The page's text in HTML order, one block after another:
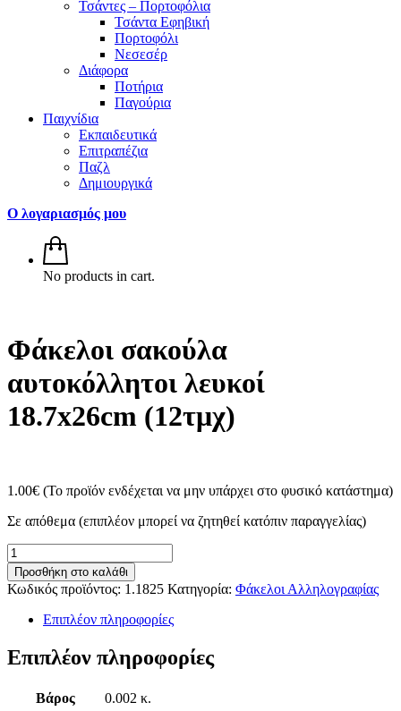
Τσάντες – Πορτοφόλια
Τσάντα Εφηβική
Πορτοφόλι
Νεσεσέρ
Διάφορα
Ποτήρια
Παγούρια
Παιχνίδια
Εκπαιδευτικά
Επιτραπέζια
Παζλ
Δημιουργικά
Ο λογαριασμός μου
No products in cart.
Φάκελοι σακούλα
αυτοκόλλητοι λευκοί
18.7x26cm (12τμχ)
1.00€ (Το προϊόν ενδέχεται να μην υπάρχει στο φυσικό κατάστημα)
Σε απόθεμα (επιπλέον μπορεί να ζητηθεί κατόπιν παραγγελίας)
Φάκελοι
σακούλα
αυτοκόλλητοι
λευκοί
18.7x26cm
(12τμχ)
ποσότητα
Προσθήκη στο καλάθι
Κωδικός προϊόντος: 1.1825 Κατηγορία: Φάκελοι Αλληλογραφίας
Επιπλέον πληροφορίες
Επιπλέον πληροφορίες
Βάρος 0.002 κ.